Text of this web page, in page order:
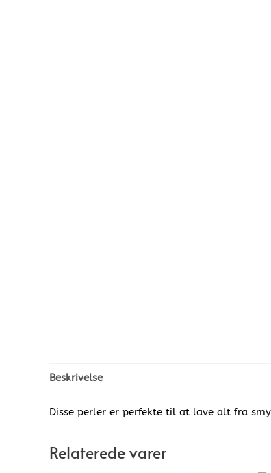
Beskrivelse
Disse perler er perfekte til at lave alt fra
Relaterede varer